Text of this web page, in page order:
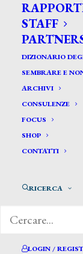
STAFF
DIZIONARIO
SEMBRARE E
ARCHIVI
CONSULENZE
FOCUS
SHOP
CONTATTI
RICERCA
LOGIN /
for: